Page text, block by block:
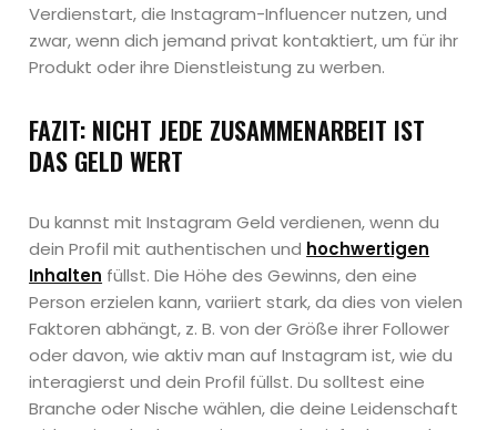
Verdienstart, die Instagram-Influencer nutzen, und
zwar, wenn dich jemand privat kontaktiert, um für ihr
Produkt oder ihre Dienstleistung zu werben.
FAZIT: NICHT JEDE ZUSAMMENARBEIT IST
DAS GELD WERT
Du kannst mit Instagram Geld verdienen, wenn du
dein Profil mit authentischen und hochwertigen
Inhalten füllst. Die Höhe des Gewinns, den eine
Person erzielen kann, variiert stark, da dies von vielen
Faktoren abhängt, z. B. von der Größe ihrer Follower
oder davon, wie aktiv man auf Instagram ist, wie du
interagierst und dein Profil füllst. Du solltest eine
Branche oder Nische wählen, die deine Leidenschaft